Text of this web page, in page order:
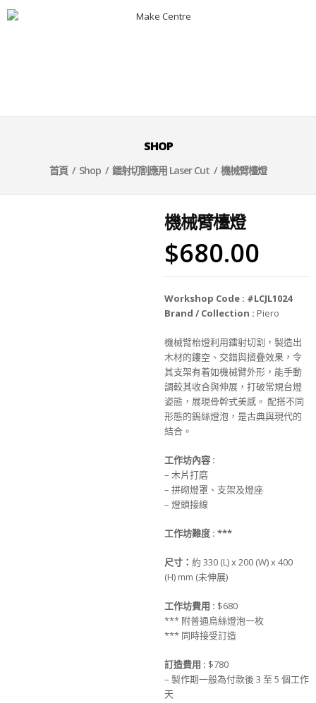
SHOP
首頁/ Shop / 鐳射切割應用 Laser Cut / 機械臂檯燈
機械臂檯燈
$680.00
Workshop Code : #LCJL1024
Brand / Collection : Piero
機械臂枱燈利用鐳射切割，製造出
木材的鏤空、交錯與摺疊效果，令
其支架有着如機械臂外形，能手動
調較其收合與伸展，打破常規台燈
姿態，展現骨幹式美感。 配搭不同
形態的鎢絲燈泡，是古典與現代的
結合。
工作坊內容 :
– 木片打磨
– 拼砌燈罩、支架及燈座
– 燈頭接線
工作坊難度 : ***
尺寸： 約 330 (L) x 200 (W) x 400
(H) mm (未伸展)
工作坊費用 : $680
*** 附普通烏絲燈泡一枚
*** 同時接受訂造
訂造費用 : $780
– 製作期一般為付款後 3 至 5 個工作
天